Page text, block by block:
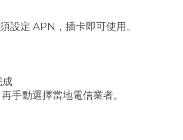
設定 APN，插卡即可使用。
手動選擇當地電信業者。